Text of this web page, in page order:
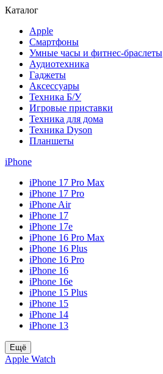
Каталог
Apple
Смартфоны
Умные часы и фитнес-браслеты
Аудиотехника
Гаджеты
Аксессуары
Техника Б/У
Игровые приставки
Техника для дома
Техника Dyson
Планшеты
iPhone
iPhone 17 Pro Max
iPhone 17 Pro
iPhone Air
iPhone 17
iPhone 17e
iPhone 16 Pro Max
iPhone 16 Plus
iPhone 16 Pro
iPhone 16
iPhone 16e
iPhone 15 Plus
iPhone 15
iPhone 14
iPhone 13
Ещё
Apple Watch